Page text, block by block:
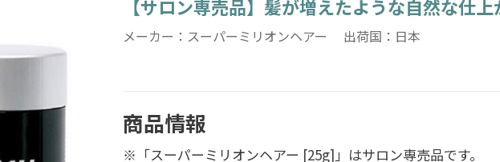
当店スタッフが贈る音声プログラム 友だち
【サロン専売品】髪が増えたような自然な仕上
メーカー：スーパーミリオンヘアー 出荷国：日本
商品情報
※「スーパーミリオンヘアー [25g]」はサロン専売品です。